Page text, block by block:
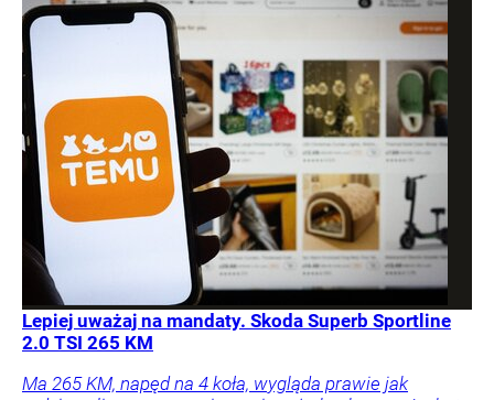
Lepiej uważaj na mandaty. Skoda Superb Sportline
2.0 TSI 265 KM
Ma 265 KM, napęd na 4 koła, wygląda prawie jak